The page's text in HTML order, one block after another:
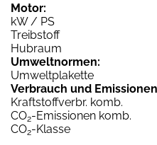
Motor:
kW / PS
Treibstoff
Hubraum
Umweltnormen:
Umweltplakette
Verbrauch und
Kraftstoffverbr. komb.
CO2-Emissionen komb.
CO2-Klasse